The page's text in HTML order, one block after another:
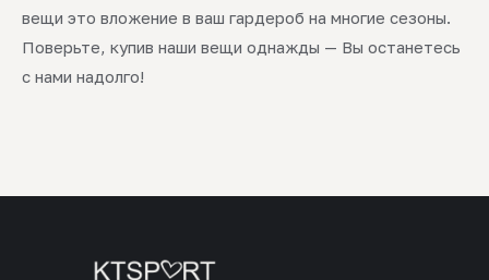
вещи это вложение в ваш гардероб на многие сезоны.
Поверьте, купив наши вещи однажды — Вы останетесь
с нами надолго!